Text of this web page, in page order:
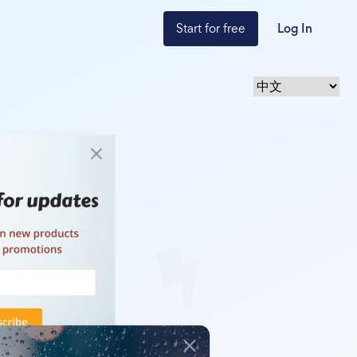
Start for free Log In